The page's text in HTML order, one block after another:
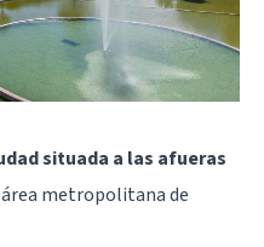
situada a las afueras
metropolitana de